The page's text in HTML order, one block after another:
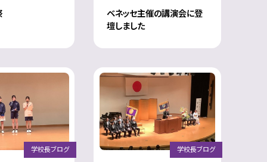
ベネッセ主催の講演会に登
壇しました
学校長ブログ 学校長ブログ